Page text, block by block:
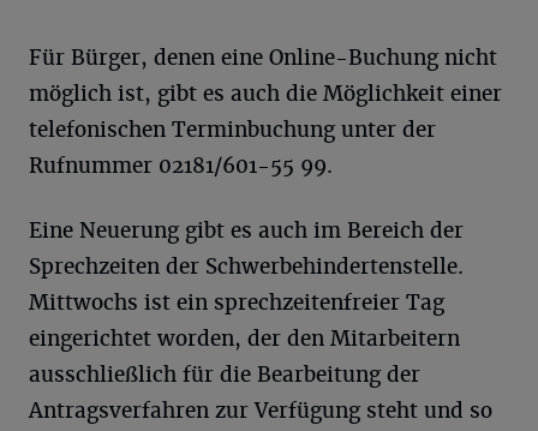
Für Bürger, denen eine Online-Buchung nicht
möglich ist, gibt es auch die Möglichkeit einer
telefonischen Terminbuchung unter der
Rufnummer 02181/601-55 99.
Eine Neuerung gibt es auch im Bereich der
Sprechzeiten der Schwerbehindertenstelle.
Mittwochs ist ein sprechzeitenfreier Tag
eingerichtet worden, der den Mitarbeitern
ausschließlich für die Bearbeitung der
Antragsverfahren zur Verfügung steht und so